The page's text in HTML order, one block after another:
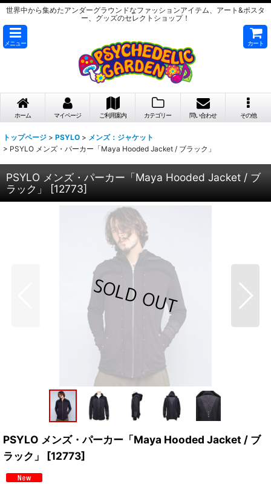
世界中から集めたアンダーグラウンドなファッションアイテム、アート&ポスタ
ー、グッズのセレクトショップ！
メニュー カート
ホーム マイページ ご利用案内 カテゴリー 問い合わせ その他
トップページ > PSYLO > メンズ：ジャケット
> PSYLO メンズ・パーカー「Maya Hooded Jacket / ブラック」
PSYLO メンズ・パーカー「Maya Hooded Jacket / ブ
ラック」
[12773]
PSYLO メンズ・パーカー「Maya Hooded Jacket / ブ
ラック」
[12773]